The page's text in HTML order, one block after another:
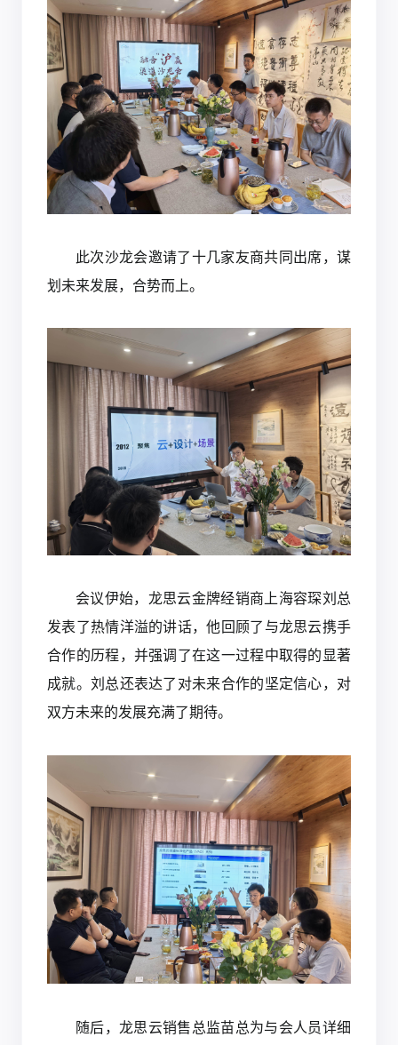
此次沙龙会邀请了十几家友商共同出席，谋
划未来发展，合势而上。
会议伊始，龙思云金牌经销商上海容琛刘总
发表了热情洋溢的讲话，他回顾了与龙思云携手
合作的历程，并强调了在这一过程中取得的显著
成就。刘总还表达了对未来合作的坚定信心，对
双方未来的发展充满了期待。
随后，龙思云销售总监苗总为与会人员详细